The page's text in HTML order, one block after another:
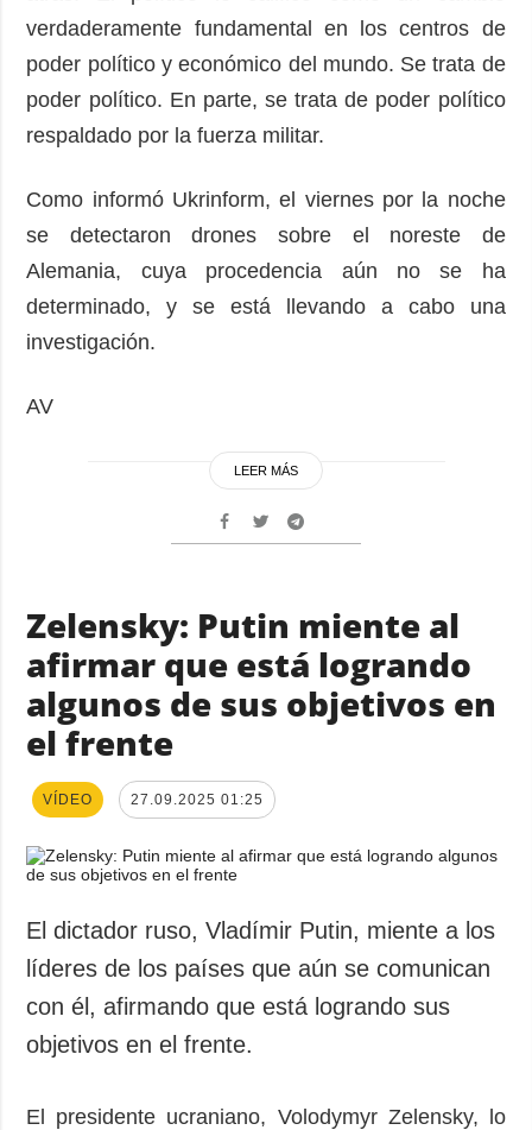
verdaderamente fundamental en los centros de
poder político y económico del mundo. Se trata de
poder político. En parte, se trata de poder político
respaldado por la fuerza militar.
Como informó Ukrinform, el viernes por la noche
se detectaron drones sobre el noreste de
Alemania, cuya procedencia aún no se ha
determinado, y se está llevando a cabo una
investigación.
AV
LEER MÁS
Zelensky: Putin miente al
afirmar que está logrando
algunos de sus objetivos en
el frente
VÍDEO 27.09.2025 01:25
El dictador ruso, Vladímir Putin, miente a los
líderes de los países que aún se comunican
con él, afirmando que está logrando sus
objetivos en el frente.
El presidente ucraniano, Volodymyr Zelensky, lo